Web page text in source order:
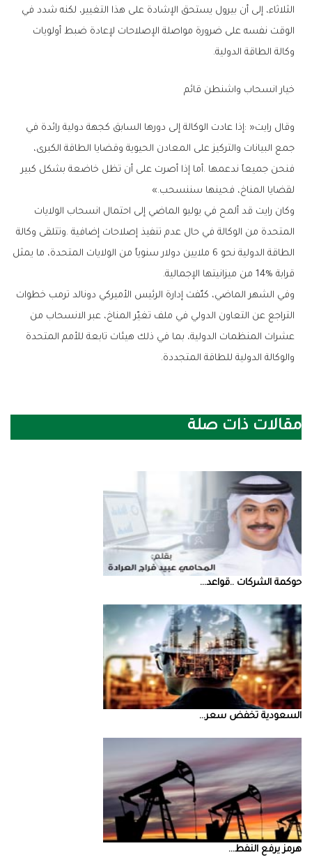
‬وكالة‭ ‬الطاقة‭ ‬الدولية‭.‬
خيار‭ ‬انسحاب‭ ‬واشنطن‭ ‬قائم
‬لقضايا‭ ‬المناخ،‭ ‬فحينها‭ ‬سننسحب‮»‬‭.‬
‬قرابة‭ ‬14‭% ‬من‭ ‬ميزانيتها‭ ‬الإجمالية‭.‬
‬والوكالة‭ ‬الدولية‭ ‬للطاقة‭ ‬المتجددة‭.‬
مقالات ذات صلة
حوكمة‭ ‬الشركات‭.. ‬قواعد‭ ...
السعودية‭ ‬تخفض‭ ‬سعر‭ ...
‮‬هرمز‮‬‭ ‬يرفع‭ ‬النفط‭ ...